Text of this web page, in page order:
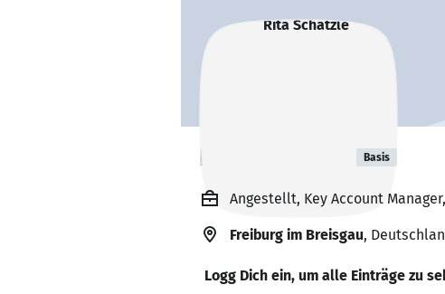
Rita Schätzle Basis
Angestellt, Key Account
Freiburg im Breisgau,
Logg Dich ein, um alle Einträge zu